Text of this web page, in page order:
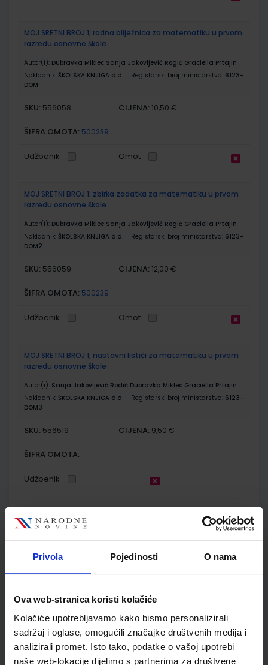
Privola Pojedinosti O nama
Ova web-stranica koristi kolačiće
Kolačiće upotrebljavamo kako bismo personalizirali
sadržaj i oglase, omogućili značajke društvenih medija i
analizirali promet. Isto tako, podatke o vašoj upotrebi
naše web-lokacije dijelimo s partnerima za društvene
MOJ SRETNI BROJ 1; radna bilježnica za matematiku u prvom
razredu osnovne škole
Autor(i): Dubravka Miklec Sanja Jakovljević Rogić Graciella Prtajin
Nakladnik: ŠKOLSKA KNJIGA d.d. Registarski broj ministarstva: 6123-
DOM
SKU: 556058 CIJENA: 10,50 €
ŠIFRA OMOTA: 500239
Udžbenik Omot
MOJ SRETNI BROJ 1; zbirka zadatka za matematiku u prvom
razredu osnovne škole
Autor(i): Dubravka Miklec Sanja Jakovljević Rogić Graciella Prtajin
Nakladnik: ŠKOLSKA KNJIGA d.d. Registarski broj ministarstva: 6123-
DOM2
SKU: 556059 CIJENA: 12,00 €
ŠIFRA OMOTA: 500239
Udžbenik Omot
MOJ SRETNI BROJ 1; nastavni listići za matematiku u prvom
razredu osnovne škole
Autor(i): Sanja Jakovljević Rodić Dubravka Miklec Graciella Prtajin
Nakladnik: ŠKOLSKA KNJIGA d.d. Registarski broj ministarstva: 6123-
DOM3
SKU: 556519 CIJENA: 9,50 €
ŠIFRA OMOTA:
Udžbenik
OTKRIVAMO MATEMATIKU 1; listići za dodatnu nastavu u
prvom razredu za osnovnu školu
Nakladnik:ALFA d.d. Registarski broj ministarstva: 6103-DOM
ŠIFRA OMOTA:
Udžbenik